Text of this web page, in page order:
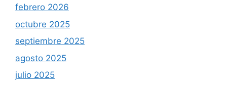
febrero 2026
octubre 2025
septiembre 2025
agosto 2025
julio 2025